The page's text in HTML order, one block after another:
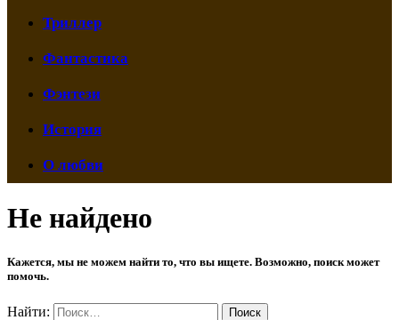
Триллер
Фантастика
Фэнтези
История
О любви
Не найдено
Кажется, мы не можем найти то, что вы ищете. Возможно, поиск может
помочь.
Найти: